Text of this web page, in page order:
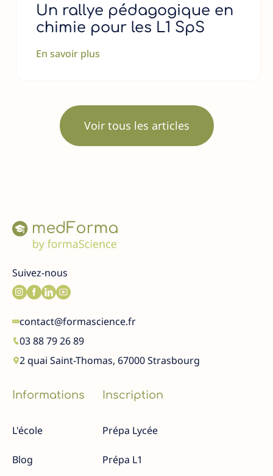
Un rallye pédagogique en
chimie pour les L1 SpS
En savoir plus
Voir tous les articles
Suivez-nous
contact@formascience.fr
03 88 79 26 89
2 quai Saint-Thomas, 67000 Strasbourg
Informations
L'école
Blog
Inscription
Prépa Lycée
Prépa L1